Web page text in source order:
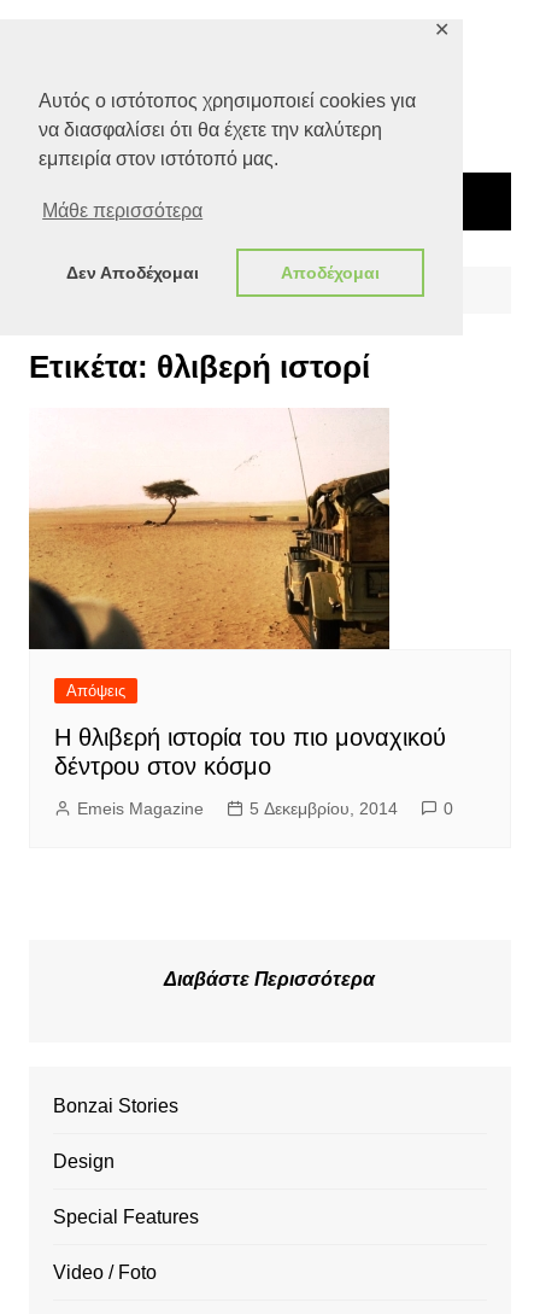
Αυτός ο ιστότοπος χρησιμοποιεί cookies για
να διασφαλίσει ότι θα έχετε την καλύτερη
εμπειρία στον ιστότοπό μας.
Μάθε περισσότερα
Δεν Αποδέχομαι Αποδέχομαι
✕
θλιβερή ιστορί
Ετικέτα: θλιβερή ιστορί
Απόψεις
Η θλιβερή ιστορία του πιο μοναχικού
δέντρου στον κόσμο
Emeis Magazine 5 Δεκεμβρίου, 2014 0
Διαβάστε Περισσότερα
Bonzai Stories
Design
Special Features
Video / Foto